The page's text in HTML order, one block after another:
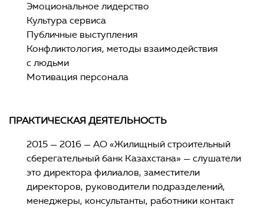
Эмоциональное лидерство
Культура сервиса
Публичные выступления
Конфликтология, методы взаимодействия
с людьми
Мотивация персонала
ПРАКТИЧЕСКАЯ ДЕЯТЕЛЬНОСТЬ
2015 — 2016 — АО «Жилищный строительный
сберегательный банк Казахстана» — слушатели
это директора филиалов, заместители
директоров, руководители подразделений,
менеджеры, консультанты, работники контакт